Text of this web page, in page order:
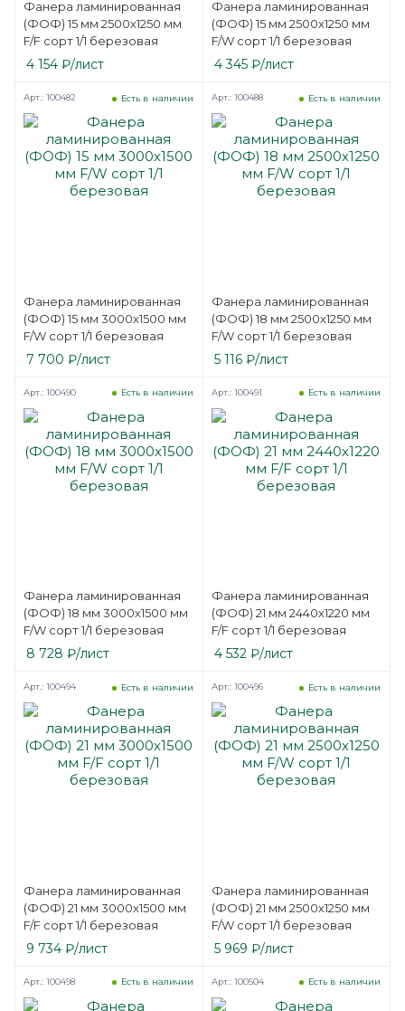
Фанера ламинированная
(ФОФ) 15 мм 2500х1250 мм
F/F сорт 1/1 березовая
4 154 ₽/лист
Фанера ламинированная
(ФОФ) 15 мм 2500х1250 мм
F/W сорт 1/1 березовая
4 345₽/лист
Фанера ламинированная
(ФОФ) 15 мм 3000х1500 мм
F/W сорт 1/1 березовая
Есть в наличии
Арт.: 100482
7 700 ₽/лист
Фанера ламинированная
(ФОФ) 18 мм 2500х1250 мм
F/W сорт 1/1 березовая
Есть в наличии
Арт.: 100488
5 116₽/лист
Фанера ламинированная
(ФОФ) 18 мм 3000х1500 мм
F/W сорт 1/1 березовая
Есть в наличии
Арт.: 100490
8 728 ₽/лист
Фанера ламинированная
(ФОФ) 21 мм 2440х1220 мм
F/F сорт 1/1 березовая
Есть в наличии
Арт.: 100491
4 532₽/лист
Фанера ламинированная
(ФОФ) 21 мм 3000х1500 мм
F/F сорт 1/1 березовая
Есть в наличии
Арт.: 100494
9 734 ₽/лист
Фанера ламинированная
(ФОФ) 21 мм 2500х1250 мм
F/W сорт 1/1 березовая
Есть в наличии
Арт.: 100496
5 969 ₽/лист
Есть в наличии
Арт.: 100498 Есть в наличии
Арт.: 100504